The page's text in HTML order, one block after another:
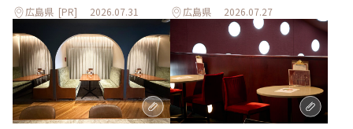
広島県 [PR] 2026.07.31 広島県 2026.07.27